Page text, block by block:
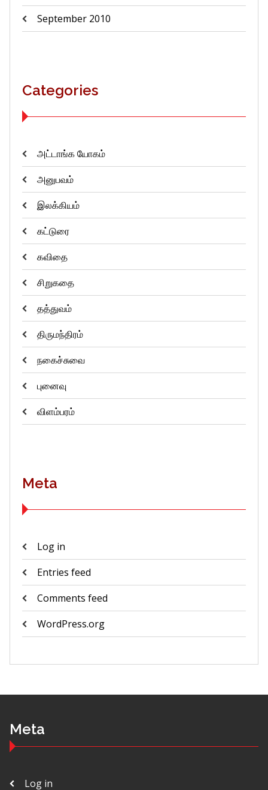
September 2010
Categories
அட்டாங்க யோகம்
அனுபவம்
இலக்கியம்
கட்டுரை
கவிதை
சிறுகதை
தத்துவம்
திருமந்திரம்
நகைச்சுவை
புனைவு
விளம்பரம்
Meta
Log in
Entries feed
Comments feed
WordPress.org
Meta
Log in